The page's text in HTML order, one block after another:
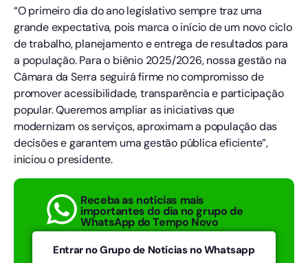
“O primeiro dia do ano legislativo sempre traz uma
grande expectativa, pois marca o início de um novo ciclo
de trabalho, planejamento e entrega de resultados para
a população. Para o biênio 2025/2026, nossa gestão na
Câmara da Serra seguirá firme no compromisso de
promover acessibilidade, transparência e participação
popular. Queremos ampliar as iniciativas que
modernizam os serviços, aproximam a população das
decisões e garantem uma gestão pública eficiente”,
iniciou o presidente.
Receba as notícias mais
importantes do dia no grupo de
WhatsApp do Tempo Novo
Entrar no Grupo de Notícias no Whatsapp